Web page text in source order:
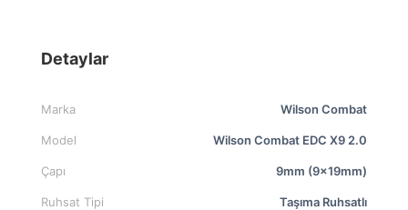
Detaylar
Marka Wilson Combat
Model Wilson Combat EDC X9 2.0
Çapı 9mm (9x19mm)
Ruhsat Tipi Taşıma Ruhsatlı